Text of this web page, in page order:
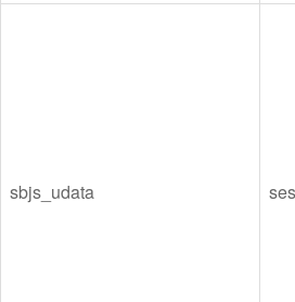
sbjs_udata